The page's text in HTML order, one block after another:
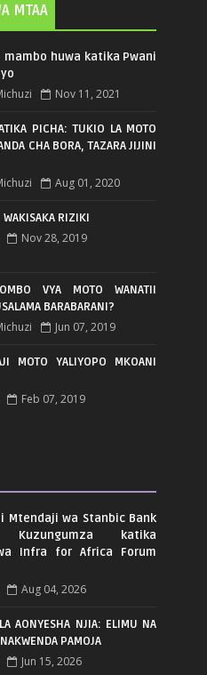
MTAA
mambo huwa katika Pwani
Nov 11, 2021
PICHA: TUKIO LA MOTO
CHA BORA, TAZARA JIJINI
Aug 01, 2020
WAKISAKA RIZIKI
Nov 28, 2019
VYA MOTO WANATII
BARABARANI?
Jun 07, 2019
MOTO YALIYOPO MKOANI
Feb 07, 2019
Mtendaji wa Stanbic Bank
Kuzungumza katika
Infra for Africa Forum
Aug 04, 2026
AONYESHA NJIA: ELIMU NA
PAMOJA
Jun 15, 2026